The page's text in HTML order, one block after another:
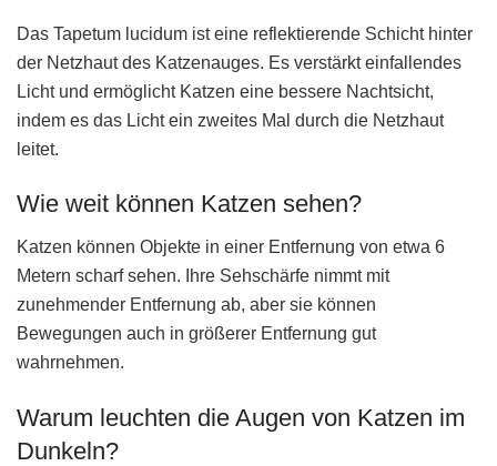
Das Tapetum lucidum ist eine reflektierende Schicht hinter
der Netzhaut des Katzenauges. Es verstärkt einfallendes
Licht und ermöglicht Katzen eine bessere Nachtsicht,
indem es das Licht ein zweites Mal durch die Netzhaut
leitet.
Wie weit können Katzen sehen?
Katzen können Objekte in einer Entfernung von etwa 6
Metern scharf sehen. Ihre Sehschärfe nimmt mit
zunehmender Entfernung ab, aber sie können
Bewegungen auch in größerer Entfernung gut
wahrnehmen.
Warum leuchten die Augen von Katzen im
Dunkeln?